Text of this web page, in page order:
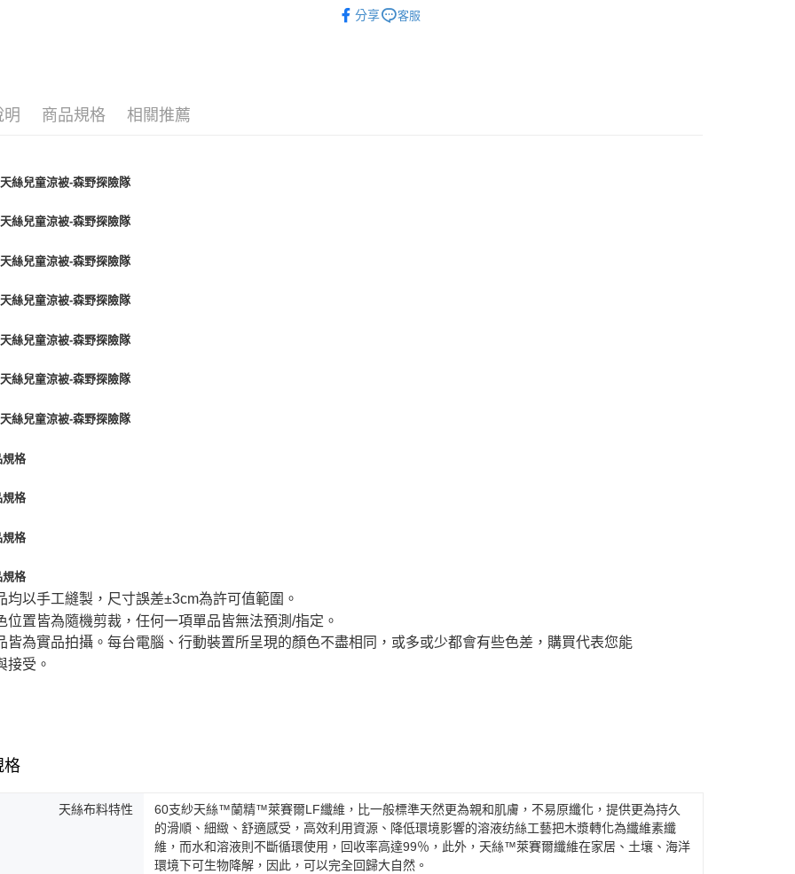
離島7-11取貨付款
分享 客服
明 商品規格 相關推薦
均以手工縫製，尺寸誤差±3cm為許可值範圍。
位置皆為隨機剪裁，任何一項單品皆無法預測/指定。
皆為實品拍攝。每台電腦、行動裝置所呈現的顏色不盡相同，或多或少都會有些色差，購買代表您能
接受。
格
天絲布料特性
60支紗天絲™蘭精™萊賽爾LF纖維，比一般標準天然更為親和肌膚，不易原纖化，提供更為持久
的滑順、細緻、舒適感受，高效利用資源、降低環境影響的溶液纺絲工藝把木漿轉化為纖維素纖
維，而水和溶液則不斷循環使用，回收率高達99％，此外，天絲™萊賽爾纖維在家居、土壤、海洋
環境下可生物降解，因此，可以完全回歸大自然。